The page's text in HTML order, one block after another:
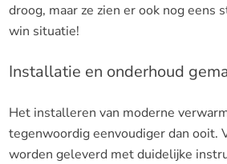
droog, maar ze zien er ook nog eens
win situatie!
Installatie en onderhoud
Het installeren van moderne
tegenwoordig eenvoudiger dan ooit.
worden geleverd met duidelijke